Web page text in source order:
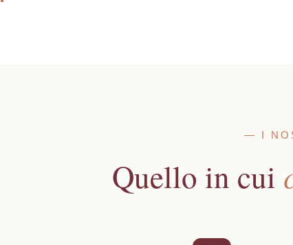
— I
Quello in cui